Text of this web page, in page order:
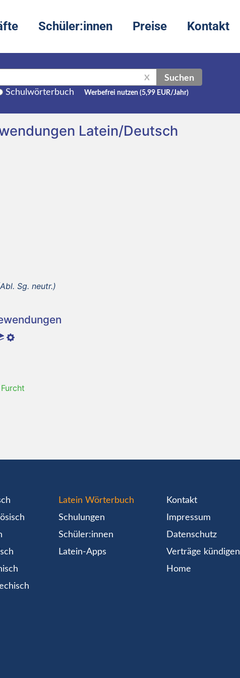
Schüler:innen Preise Kontakt
X Suchen
Schulwörterbuch Werbefrei nutzen (5,99 EUR/Jahr)
Latein/Deutsch
Sg. neutr.)
Latein Wörterbuch
Schulungen
Schüler:innen
Latein-Apps
Kontakt
Impressum
Datenschutz
Verträge kündigen
Home